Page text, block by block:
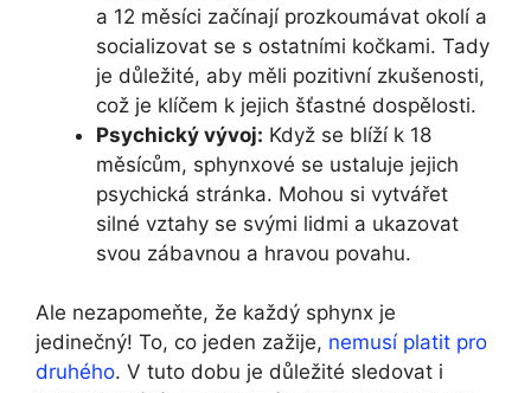
a 12 měsíci začínají prozkoumávat okolí a
socializovat se s ostatními kočkami. Tady
je důležité, aby měli pozitivní zkušenosti,
což je klíčem k jejich šťastné dospělosti.
Psychický vývoj: Když se blíží k 18
měsícům, sphynxové se ustaluje jejich
psychická stránka. Mohou si vytvářet
silné vztahy se svými lidmi a ukazovat
svou zábavnou a hravou povahu.
Ale nezapomeňte, že každý sphynx je
jedinečný! To, co jeden zažije, nemusí platit pro
druhého. V tuto dobu je důležité sledovat i